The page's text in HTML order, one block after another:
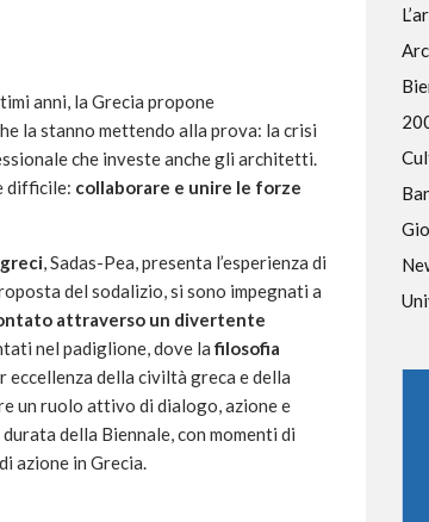
anni, la Grecia propone
la stanno mettendo alla prova: la crisi
che investe anche gli architetti.
difficile: collaborare e unire le forze
, Sadas-Pea, presenta l’esperienza di
del sodalizio, si sono impegnati a
attraverso un divertente
nel padiglione, dove lafilosofia
eccellenza della civiltà greca e della
un ruolo attivo di dialogo, azione e
della Biennale, con momenti di
azione in Grecia.